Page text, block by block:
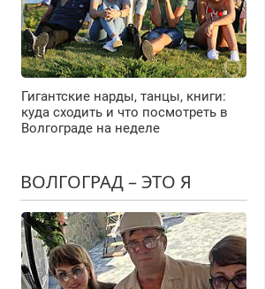
Гигантские нарды, танцы, книги:
куда сходить и что посмотреть в
Волгограде на неделе
ВОЛГОГРАД – ЭТО Я